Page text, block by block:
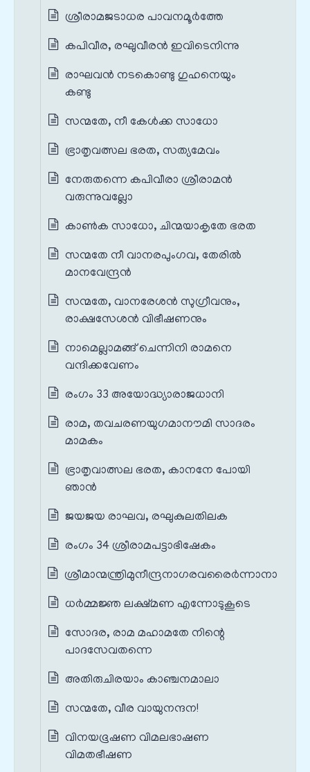
ശ്രീരാമജടാധര പാവനമൂർത്തേ
കപിവീര, രഘുവീരൻ ഇവിടെനിന്നു
രാഘവൻ നടകൊണ്ടു ഗുഹനെയും
കണ്ടു
സന്മതേ, നീ കേൾക്ക സാധോ
ഭ്രാതൃവത്സല ഭരത, സത്യമേവം
നേരുതന്നെ കപിവീരാ ശ്രീരാമൻ
വരുന്നുവല്ലോ
കാൺക സാധോ, ചിന്മയാകൃതേ ഭരത
സന്മതേ നീ വാനരപുംഗവ, തേരിൽ
മാനവേന്ദ്രൻ
സന്മതേ, വാനരേശൻ സുഗ്രീവനും,
രാക്ഷസേശൻ വിഭീഷണനും
നാമെല്ലാമങ്ങ് ചെന്നിനി രാമനെ
വന്ദിക്കവേണം
രംഗം 33 അയോദ്ധ്യാരാജധാനി
രാമ, തവചരണയുഗമാനൗമി സാദരം
മാമകം
ഭ്രാതൃവാത്സല ഭരത, കാനനേ പോയി
ഞാൻ
ജയജയ രാഘവ, രഘുകുലതിലക
രംഗം 34 ശ്രീരാമപട്ടാഭിഷേകം
ശ്രീമാന്മന്ത്രിമുനീന്ദ്രനാഗരവരൈർന്നാനാ
ധർമ്മജ്ഞ ലക്ഷ്മണ എന്നോടുകൂടെ
സോദര, രാമ മഹാമതേ നിന്റെ
പാദസേവതന്നെ
അതിരുചിരയാം കാഞ്ചനമാലാ
സന്മതേ, വീര വായുനന്ദന!
വിനയഭൂഷണ വിമലഭാഷണ
വിമതഭീഷണ